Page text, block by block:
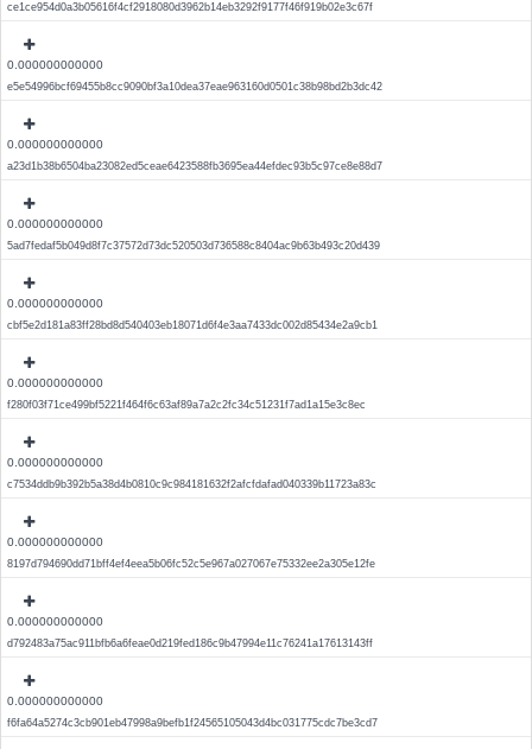
ce1ce954d0a3b05616f4cf2918080d3962b14eb3292f9177f46f919b02e3c67f
0.000000000000
e5e54996bcf69455b8cc9090bf3a10dea37eae963160d0501c38b98bd2b3dc42
0.000000000000
a23d1b38b6504ba23082ed5ceae6423588fb3695ea44efdec93b5c97ce8e88d7
0.000000000000
5ad7fedaf5b049d8f7c37572d73dc520503d736588c8404ac9b63b493c20d439
0.000000000000
cbf5e2d181a83ff28bd8d540403eb18071d6f4e3aa7433dc002d85434e2a9cb1
0.000000000000
f280f03f71ce499bf5221f464f6c63af89a7a2c2fc34c51231f7ad1a15e3c8ec
0.000000000000
c7534ddb9b392b5a38d4b0810c9c984181632f2afcfdafad040339b11723a83c
0.000000000000
8197d794690dd71bff4ef4eea5b06fc52c5e967a027067e75332ee2a305e12fe
0.000000000000
d792483a75ac911bfb6a6feae0d219fed186c9b47994e11c76241a17613143ff
0.000000000000
f6fa64a5274c3cb901eb47998a9befb1f24565105043d4bc031775cdc7be3cd7